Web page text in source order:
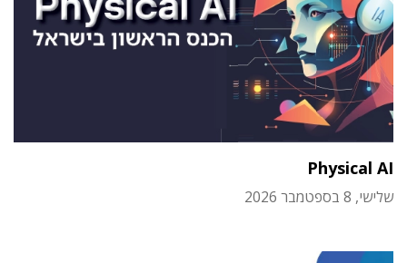
Physical AI
שלישי, 8 בספטמבר 2026